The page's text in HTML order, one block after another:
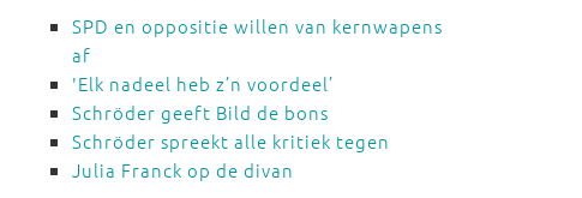
SPD en oppositie willen van kernwapens
af
'Elk nadeel heb z’n voordeel’
Schröder geeft Bild de bons
Schröder spreekt alle kritiek tegen
Julia Franck op de divan